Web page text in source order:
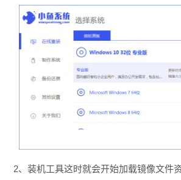
2、装机工具这时就会开始加载镜像文件